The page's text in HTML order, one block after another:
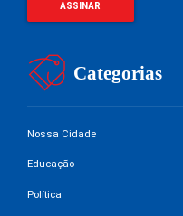
Categorias
Nossa Cidade
Educação
Política